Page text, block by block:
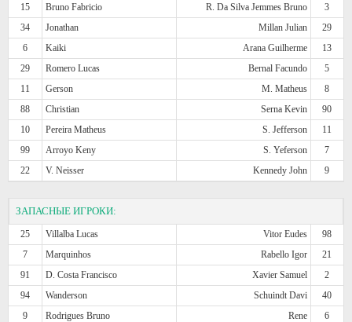
15
Bruno Fabricio R. Da Silva Jemmes Bruno
3
34
Jonathan Millan Julian
29
6
Kaiki Arana Guilherme
13
29
Romero Lucas Bernal Facundo
5
11
Gerson M. Matheus
8
88
Christian Serna Kevin
90
10
Pereira Matheus S. Jefferson
11
99
Arroyo Keny S. Yeferson
7
22
V. Neisser Kennedy John 9
ЗАПАСНЫЕ ИГРОКИ:
25 Villalba Lucas Vitor Eudes
98
7
Marquinhos Rabello Igor
21
91
D. Costa Francisco Xavier Samuel
2
94
Wanderson Schuindt Davi
40
9
Rodrigues Bruno Rene
6